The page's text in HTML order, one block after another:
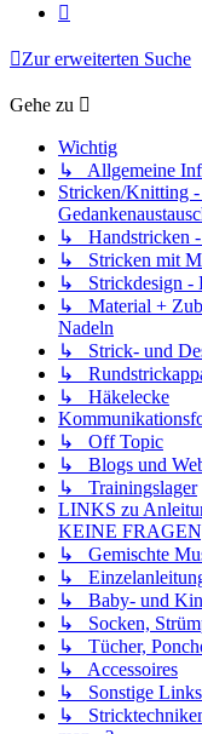
Zur erweiterten Suche
Gehe zu
Wichtig
↳ Allgemeine
Stricken/Knitting
↳ Handstricken -
↳ Stricken mit
↳ Strickdesign -
↳ Material +
Nadeln
↳ Strick- und
↳
↳ Häkelecke
↳ Off Topic
↳ Blogs und
↳ Trainingslager
LINKS zu
KEINE
↳ Gemischte
↳
↳ Baby- und
↳ Socken,
↳ Tücher,
↳ Accessoires
↳ Sonstige
↳